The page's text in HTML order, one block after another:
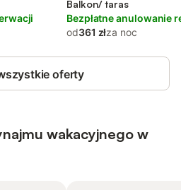
Balkon/ taras
Bezpłatne anulowanie
od361 złza noc
oferty
wakacyjnego w